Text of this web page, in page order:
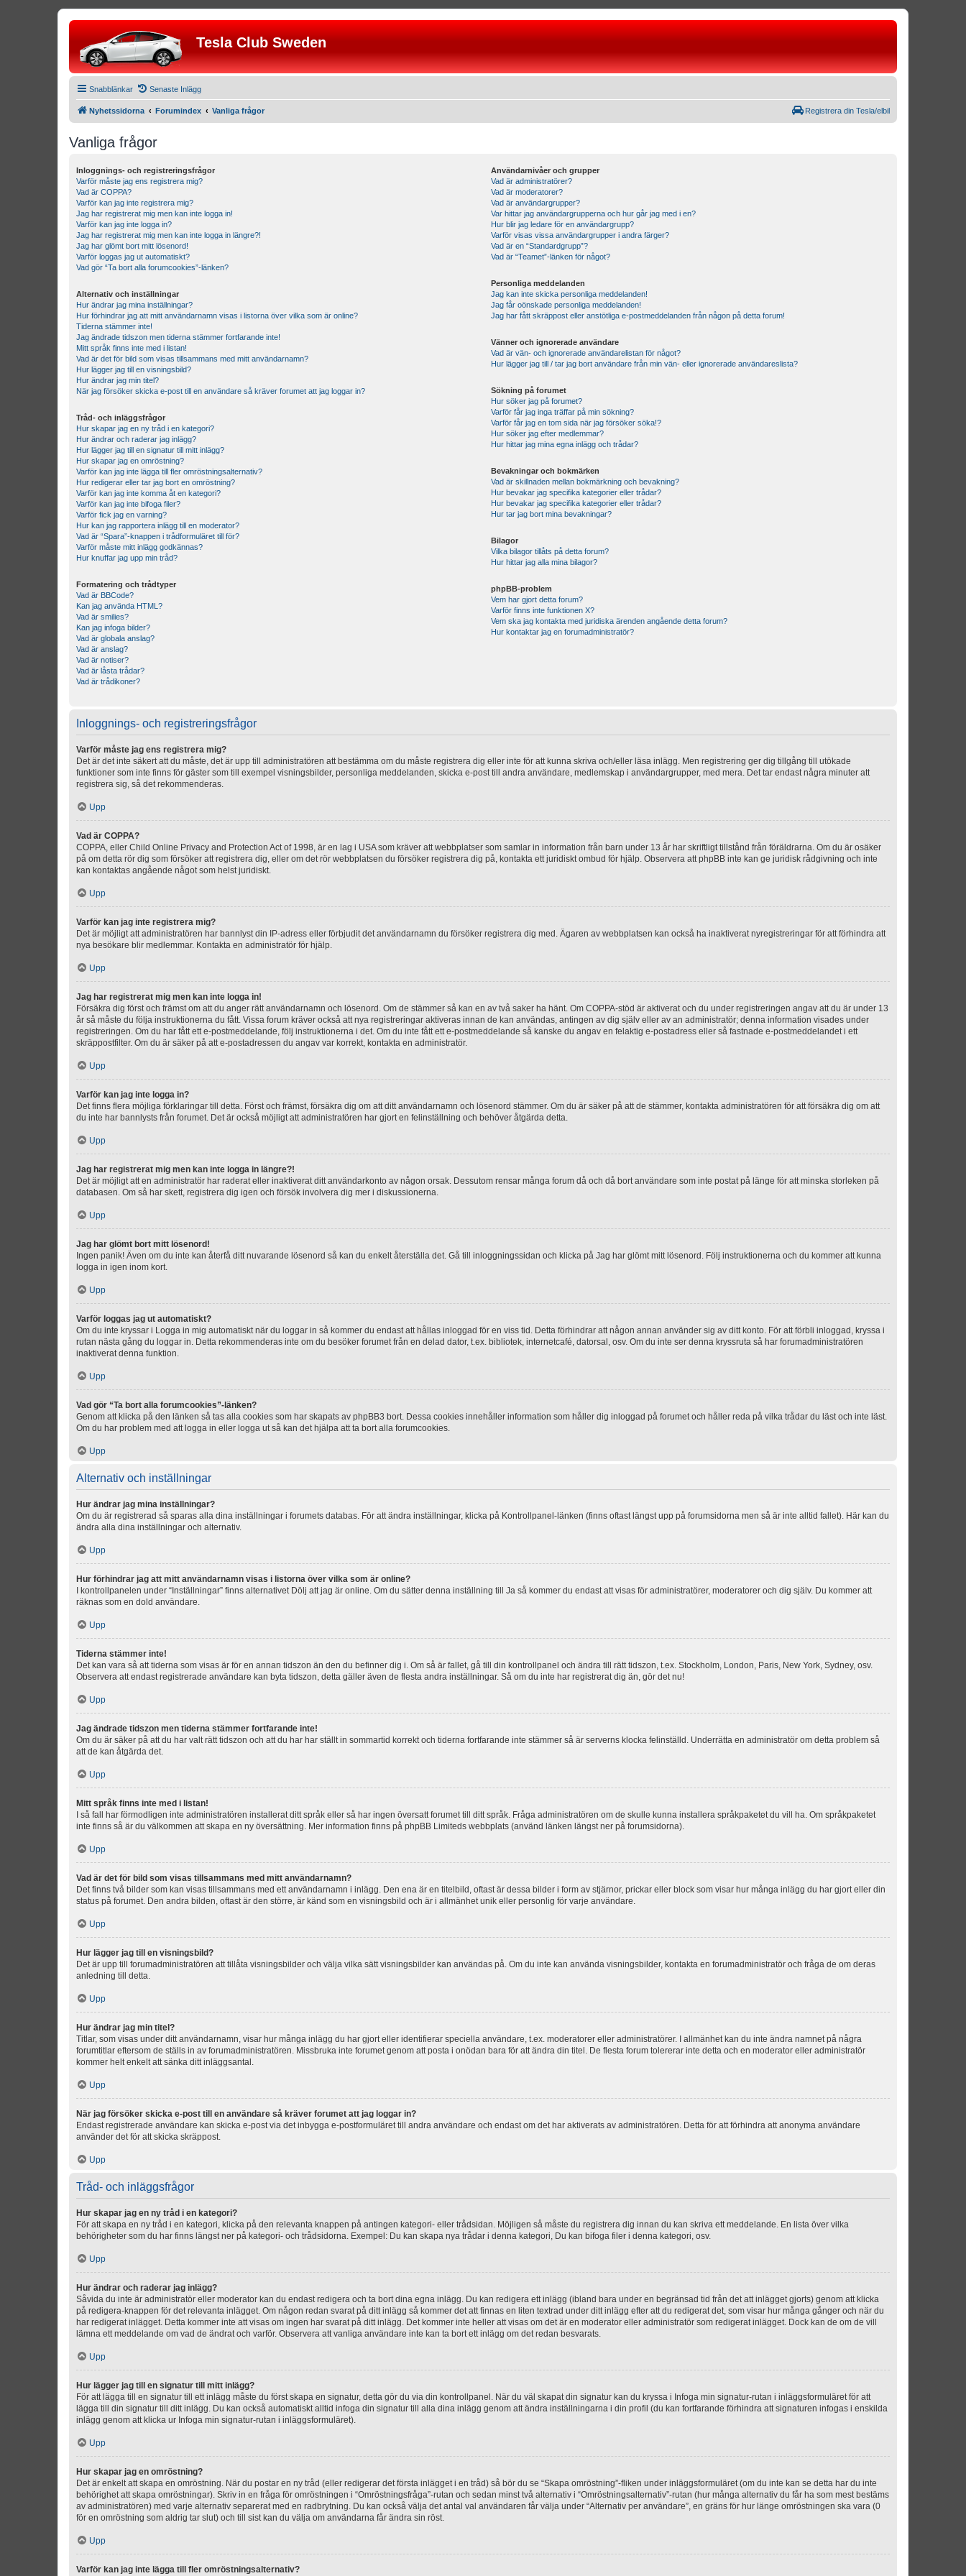
Tesla Club Sweden
Snabblänkar Senaste Inlägg
Nyhetssidorna Forumindex Vanliga frågor Registrera din Tesla/elbil
Vanliga frågor
Inloggnings- och registreringsfrågor
Varför måste jag ens registrera mig?
Vad är COPPA?
Varför kan jag inte registrera mig?
Jag har registrerat mig men kan inte logga in!
Varför kan jag inte logga in?
Jag har registrerat mig men kan inte logga in längre?!
Jag har glömt bort mitt lösenord!
Varför loggas jag ut automatiskt?
Vad gör “Ta bort alla forumcookies”-länken?
Alternativ och inställningar
Hur ändrar jag mina inställningar?
Hur förhindrar jag att mitt användarnamn visas i listorna över vilka som är online?
Tiderna stämmer inte!
Jag ändrade tidszon men tiderna stämmer fortfarande inte!
Mitt språk finns inte med i listan!
Vad är det för bild som visas tillsammans med mitt användarnamn?
Hur lägger jag till en visningsbild?
Hur ändrar jag min titel?
När jag försöker skicka e-post till en användare så kräver forumet att jag loggar in?
Tråd- och inläggsfrågor
Hur skapar jag en ny tråd i en kategori?
Hur ändrar och raderar jag inlägg?
Hur lägger jag till en signatur till mitt inlägg?
Hur skapar jag en omröstning?
Varför kan jag inte lägga till fler omröstningsalternativ?
Hur redigerar eller tar jag bort en omröstning?
Varför kan jag inte komma åt en kategori?
Varför kan jag inte bifoga filer?
Varför fick jag en varning?
Hur kan jag rapportera inlägg till en moderator?
Vad är “Spara”-knappen i trådformuläret till för?
Varför måste mitt inlägg godkännas?
Hur knuffar jag upp min tråd?
Formatering och trådtyper
Vad är BBCode?
Kan jag använda HTML?
Vad är smilies?
Kan jag infoga bilder?
Vad är globala anslag?
Vad är anslag?
Vad är notiser?
Vad är låsta trådar?
Vad är trådikoner?
Användarnivåer och grupper
Vad är administratörer?
Vad är moderatorer?
Vad är användargrupper?
Var hittar jag användargrupperna och hur går jag med i en?
Hur blir jag ledare för en användargrupp?
Varför visas vissa användargrupper i andra färger?
Vad är en “Standardgrupp”?
Vad är “Teamet”-länken för något?
Personliga meddelanden
Jag kan inte skicka personliga meddelanden!
Jag får oönskade personliga meddelanden!
Jag har fått skräppost eller anstötliga e-postmeddelanden från någon på detta forum!
Vänner och ignorerade användare
Vad är vän- och ignorerade användarelistan för något?
Hur lägger jag till / tar jag bort användare från min vän- eller ignorerade användareslista?
Sökning på forumet
Hur söker jag på forumet?
Varför får jag inga träffar på min sökning?
Varför får jag en tom sida när jag försöker söka!?
Hur söker jag efter medlemmar?
Hur hittar jag mina egna inlägg och trådar?
Bevakningar och bokmärken
Vad är skillnaden mellan bokmärkning och bevakning?
Hur bevakar jag specifika kategorier eller trådar?
Hur bevakar jag specifika kategorier eller trådar?
Hur tar jag bort mina bevakningar?
Bilagor
Vilka bilagor tillåts på detta forum?
Hur hittar jag alla mina bilagor?
phpBB-problem
Vem har gjort detta forum?
Varför finns inte funktionen X?
Vem ska jag kontakta med juridiska ärenden angående detta forum?
Hur kontaktar jag en forumadministratör?
Inloggnings- och registreringsfrågor
Varför måste jag ens registrera mig?
Det är det inte säkert att du måste, det är upp till administratören att bestämma om du måste registrera dig eller inte för att kunna skriva och/eller läsa inlägg. Men registrering ger dig tillgång till utökade
funktioner som inte finns för gäster som till exempel visningsbilder, personliga meddelanden, skicka e-post till andra användare, medlemskap i användargrupper, med mera. Det tar endast några minuter att
registrera sig, så det rekommenderas.
Upp
Vad är COPPA?
COPPA, eller Child Online Privacy and Protection Act of 1998, är en lag i USA som kräver att webbplatser som samlar in information från barn under 13 år har skriftligt tillstånd från föräldrarna. Om du är osäker
på om detta rör dig som försöker att registrera dig, eller om det rör webbplatsen du försöker registrera dig på, kontakta ett juridiskt ombud för hjälp. Observera att phpBB inte kan ge juridisk rådgivning och inte
kan kontaktas angående något som helst juridiskt.
Upp
Varför kan jag inte registrera mig?
Det är möjligt att administratören har bannlyst din IP-adress eller förbjudit det användarnamn du försöker registrera dig med. Ägaren av webbplatsen kan också ha inaktiverat nyregistreringar för att förhindra att
nya besökare blir medlemmar. Kontakta en administratör för hjälp.
Upp
Jag har registrerat mig men kan inte logga in!
Försäkra dig först och främst om att du anger rätt användarnamn och lösenord. Om de stämmer så kan en av två saker ha hänt. Om COPPA-stöd är aktiverat och du under registreringen angav att du är under 13
år så måste du följa instruktionerna du fått. Vissa forum kräver också att nya registreringar aktiveras innan de kan användas, antingen av dig själv eller av an administratör; denna information visades under
registreringen. Om du har fått ett e-postmeddelande, följ instruktionerna i det. Om du inte fått ett e-postmeddelande så kanske du angav en felaktig e-postadress eller så fastnade e-postmeddelandet i ett
skräppostfilter. Om du är säker på att e-postadressen du angav var korrekt, kontakta en administratör.
Upp
Varför kan jag inte logga in?
Det finns flera möjliga förklaringar till detta. Först och främst, försäkra dig om att ditt användarnamn och lösenord stämmer. Om du är säker på att de stämmer, kontakta administratören för att försäkra dig om att
du inte har bannlysts från forumet. Det är också möjligt att administratören har gjort en felinställning och behöver åtgärda detta.
Upp
Jag har registrerat mig men kan inte logga in längre?!
Det är möjligt att en administratör har raderat eller inaktiverat ditt användarkonto av någon orsak. Dessutom rensar många forum då och då bort användare som inte postat på länge för att minska storleken på
databasen. Om så har skett, registrera dig igen och försök involvera dig mer i diskussionerna.
Upp
Jag har glömt bort mitt lösenord!
Ingen panik! Även om du inte kan återfå ditt nuvarande lösenord så kan du enkelt återställa det. Gå till inloggningssidan och klicka på Jag har glömt mitt lösenord. Följ instruktionerna och du kommer att kunna
logga in igen inom kort.
Upp
Varför loggas jag ut automatiskt?
Om du inte kryssar i Logga in mig automatiskt när du loggar in så kommer du endast att hållas inloggad för en viss tid. Detta förhindrar att någon annan använder sig av ditt konto. För att förbli inloggad, kryssa i
rutan nästa gång du loggar in. Detta rekommenderas inte om du besöker forumet från en delad dator, t.ex. bibliotek, internetcafé, datorsal, osv. Om du inte ser denna kryssruta så har forumadministratören
inaktiverat denna funktion.
Upp
Vad gör “Ta bort alla forumcookies”-länken?
Genom att klicka på den länken så tas alla cookies som har skapats av phpBB3 bort. Dessa cookies innehåller information som håller dig inloggad på forumet och håller reda på vilka trådar du läst och inte läst.
Om du har problem med att logga in eller logga ut så kan det hjälpa att ta bort alla forumcookies.
Upp
Alternativ och inställningar
Hur ändrar jag mina inställningar?
Om du är registrerad så sparas alla dina inställningar i forumets databas. För att ändra inställningar, klicka på Kontrollpanel-länken (finns oftast längst upp på forumsidorna men så är inte alltid fallet). Här kan du
ändra alla dina inställningar och alternativ.
Upp
Hur förhindrar jag att mitt användarnamn visas i listorna över vilka som är online?
I kontrollpanelen under “Inställningar” finns alternativet Dölj att jag är online. Om du sätter denna inställning till Ja så kommer du endast att visas för administratörer, moderatorer och dig själv. Du kommer att
räknas som en dold användare.
Upp
Tiderna stämmer inte!
Det kan vara så att tiderna som visas är för en annan tidszon än den du befinner dig i. Om så är fallet, gå till din kontrollpanel och ändra till rätt tidszon, t.ex. Stockholm, London, Paris, New York, Sydney, osv.
Observera att endast registrerade användare kan byta tidszon, detta gäller även de flesta andra inställningar. Så om du inte har registrerat dig än, gör det nu!
Upp
Jag ändrade tidszon men tiderna stämmer fortfarande inte!
Om du är säker på att du har valt rätt tidszon och att du har har ställt in sommartid korrekt och tiderna fortfarande inte stämmer så är serverns klocka felinställd. Underrätta en administratör om detta problem så
att de kan åtgärda det.
Upp
Mitt språk finns inte med i listan!
I så fall har förmodligen inte administratören installerat ditt språk eller så har ingen översatt forumet till ditt språk. Fråga administratören om de skulle kunna installera språkpaketet du vill ha. Om språkpaketet
inte finns så är du välkommen att skapa en ny översättning. Mer information finns på phpBB Limiteds webbplats (använd länken längst ner på forumsidorna).
Upp
Vad är det för bild som visas tillsammans med mitt användarnamn?
Det finns två bilder som kan visas tillsammans med ett användarnamn i inlägg. Den ena är en titelbild, oftast är dessa bilder i form av stjärnor, prickar eller block som visar hur många inlägg du har gjort eller din
status på forumet. Den andra bilden, oftast är den större, är känd som en visningsbild och är i allmänhet unik eller personlig för varje användare.
Upp
Hur lägger jag till en visningsbild?
Det är upp till forumadministratören att tillåta visningsbilder och välja vilka sätt visningsbilder kan användas på. Om du inte kan använda visningsbilder, kontakta en forumadministratör och fråga de om deras
anledning till detta.
Upp
Hur ändrar jag min titel?
Titlar, som visas under ditt användarnamn, visar hur många inlägg du har gjort eller identifierar speciella användare, t.ex. moderatorer eller administratörer. I allmänhet kan du inte ändra namnet på några
forumtitlar eftersom de ställs in av forumadministratören. Missbruka inte forumet genom att posta i onödan bara för att ändra din titel. De flesta forum tolererar inte detta och en moderator eller administratör
kommer helt enkelt att sänka ditt inläggsantal.
Upp
När jag försöker skicka e-post till en användare så kräver forumet att jag loggar in?
Endast registrerade användare kan skicka e-post via det inbygga e-postformuläret till andra användare och endast om det har aktiverats av administratören. Detta för att förhindra att anonyma användare
använder det för att skicka skräppost.
Upp
Tråd- och inläggsfrågor
Hur skapar jag en ny tråd i en kategori?
För att skapa en ny tråd i en kategori, klicka på den relevanta knappen på antingen kategori- eller trådsidan. Möjligen så måste du registrera dig innan du kan skriva ett meddelande. En lista över vilka
behörigheter som du har finns längst ner på kategori- och trådsidorna. Exempel: Du kan skapa nya trådar i denna kategori, Du kan bifoga filer i denna kategori, osv.
Upp
Hur ändrar och raderar jag inlägg?
Såvida du inte är administratör eller moderator kan du endast redigera och ta bort dina egna inlägg. Du kan redigera ett inlägg (ibland bara under en begränsad tid från det att inlägget gjorts) genom att klicka
på redigera-knappen för det relevanta inlägget. Om någon redan svarat på ditt inlägg så kommer det att finnas en liten textrad under ditt inlägg efter att du redigerat det, som visar hur många gånger och när du
har redigerat inlägget. Detta kommer inte att visas om ingen har svarat på ditt inlägg. Det kommer inte heller att visas om det är en moderator eller administratör som redigerat inlägget. Dock kan de om de vill
lämna ett meddelande om vad de ändrat och varför. Observera att vanliga användare inte kan ta bort ett inlägg om det redan besvarats.
Upp
Hur lägger jag till en signatur till mitt inlägg?
För att lägga till en signatur till ett inlägg måste du först skapa en signatur, detta gör du via din kontrollpanel. När du väl skapat din signatur kan du kryssa i Infoga min signatur-rutan i inläggsformuläret för att
lägga till din signatur till ditt inlägg. Du kan också automatiskt alltid infoga din signatur till alla dina inlägg genom att ändra inställningarna i din profil (du kan fortfarande förhindra att signaturen infogas i enskilda
inlägg genom att klicka ur Infoga min signatur-rutan i inläggsformuläret).
Upp
Hur skapar jag en omröstning?
Det är enkelt att skapa en omröstning. När du postar en ny tråd (eller redigerar det första inlägget i en tråd) så bör du se “Skapa omröstning”-fliken under inläggsformuläret (om du inte kan se detta har du inte
behörighet att skapa omröstningar). Skriv in en fråga för omröstningen i “Omröstningsfråga”-rutan och sedan minst två alternativ i “Omröstningsalternativ”-rutan (hur många alternativ du får ha som mest bestäms
av administratören) med varje alternativ separerat med en radbrytning. Du kan också välja det antal val användaren får välja under “Alternativ per användare”, en gräns för hur länge omröstningen ska vara (0
för en omröstning som aldrig tar slut) och till sist kan du välja om användarna får ändra sin röst.
Upp
Varför kan jag inte lägga till fler omröstningsalternativ?